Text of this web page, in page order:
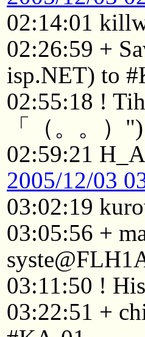
02:14:01
02:26:59 +
isp.NET) to
02:55:18 !
「（。。）")
02:59:21
2005/12/03
03:02:19
03:05:56 +
03:11:50 !
03:22:51 +